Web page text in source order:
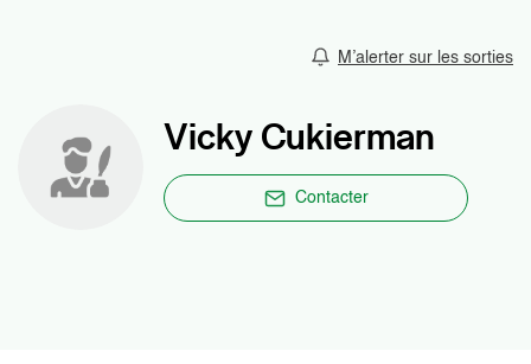
M’alerter sur les sorties
Vicky Cukierman
Contacter